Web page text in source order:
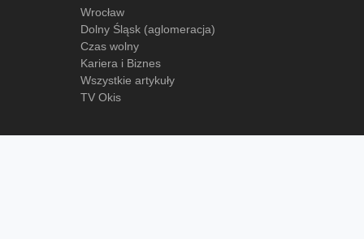
Wrocław
Dolny Śląsk (aglomeracja)
Czas wolny
Kariera i Biznes
Wszystkie artykuły
TV Okis